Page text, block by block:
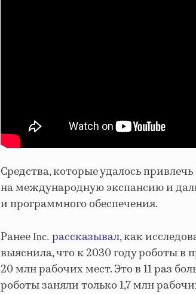
Средства, которые удалось
на международную экспансию и
и программного обеспечения.
Ранее Inc. рассказывал, как
выяснила, что к 2030 году роботы в
20 млн рабочих мест. Это в 11 раз
роботы заняли только 1,7 млн